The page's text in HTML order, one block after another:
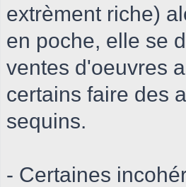
extrèment riche)
en poche, elle se
ventes d'oeuvres
certains faire des
sequins.
- Certaines